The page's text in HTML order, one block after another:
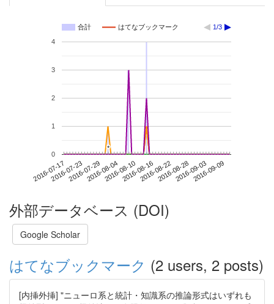
合計 はてなブックマーク 1/3
2016-07-172016-07-232016-07-292016-08-042016-08-102016-08-162016-08-222016-08-282016-09-032016-09-09
0
1
2
3
4
*
*
外部データベース (DOI)
Google Scholar
はてなブックマーク (2 users, 2 posts)
[内挿外挿] "ニューロ系と統計・知識系の推論形式はいずれも